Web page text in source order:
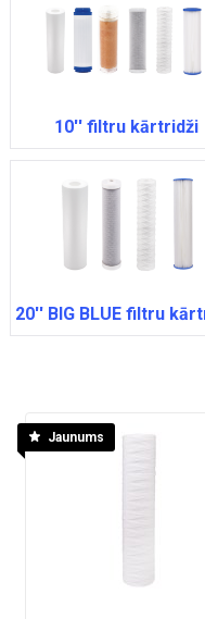
10'' filtru kārtridži
20'' BIG BLUE filtru
Jaunums